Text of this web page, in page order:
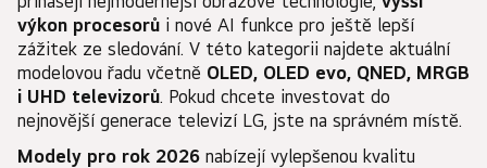
výkon procesorů i nové AI funkce pro ještě lepší
zážitek ze sledování. V této kategorii najdete aktuální
modelovou řadu včetně OLED, OLED evo, QNED, MRGB
i UHD televizorů. Pokud chcete investovat do
nejnovější generace televizí LG, jste na správném místě.
Modely pro rok 2026 nabízejí vylepšenou kvalitu